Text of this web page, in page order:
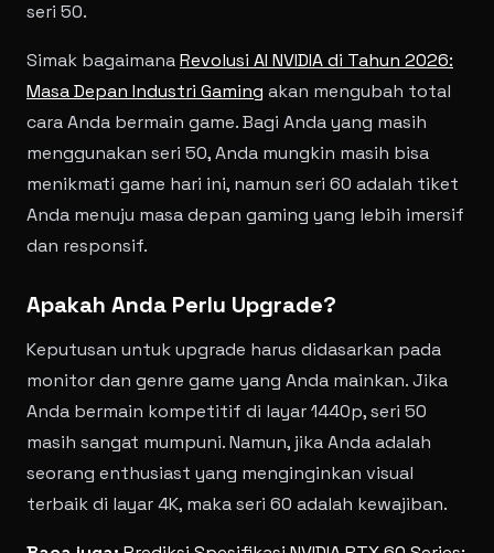
seri 50.
Simak bagaimanaRevolusi AI NVIDIA di Tahun 2026:
Masa Depan Industri Gaming akan mengubah total
cara Anda bermain game. Bagi Anda yang masih
menggunakan seri 50, Anda mungkin masih bisa
menikmati game hari ini, namun seri 60 adalah tiket
Anda menuju masa depan gaming yang lebih imersif
dan responsif.
Apakah Anda Perlu Upgrade?
Keputusan untuk upgrade harus didasarkan pada
monitor dan genre game yang Anda mainkan. Jika
Anda bermain kompetitif di layar 1440p, seri 50
masih sangat mumpuni. Namun, jika Anda adalah
seorang enthusiast yang menginginkan visual
terbaik di layar 4K, maka seri 60 adalah kewajiban.